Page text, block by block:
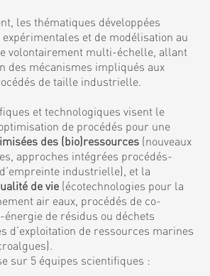
les thématiques développées
et de modélisation au
volontairement multi-échelle, allant
des mécanismes impliqués aux
de taille industrielle.
et technologiques visent le
de procédés pour une
des (bio)ressources (nouveaux
approches intégrées procédés-
industrielle), et la
de vie (écotechnologies pour la
air eaux, procédés de co-
de résidus ou déchets
d’exploitation de ressources marines
sur 5 équipes scientifiques :